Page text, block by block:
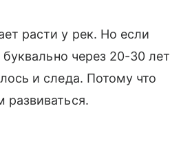
расти у рек. Но если
через 20-30 лет
и следа. Потому что
развиваться.